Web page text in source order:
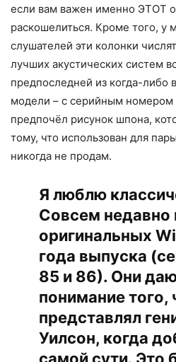
если вам важен именно ЭТОТ
раскошелиться. Кроме того, у
слушателей эти колонки
лучших акустических систем
предпоследней из когда-либо
модели – с серийным номером
предпочёл рисунок шпона,
тому, что использован для
никогда не продам.
Я люблю
Совсем недавно
оригинальных
года выпуска
85 и 86). Они
понимание того,
представлял
Уилсон, когда